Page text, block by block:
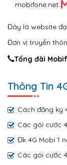
Đây là website
Đơn vị truyền
Tổng đài
Thông Tin
Cách đăng ký
Các gói cước
Đk 4G Mobi 1
Các gói cước